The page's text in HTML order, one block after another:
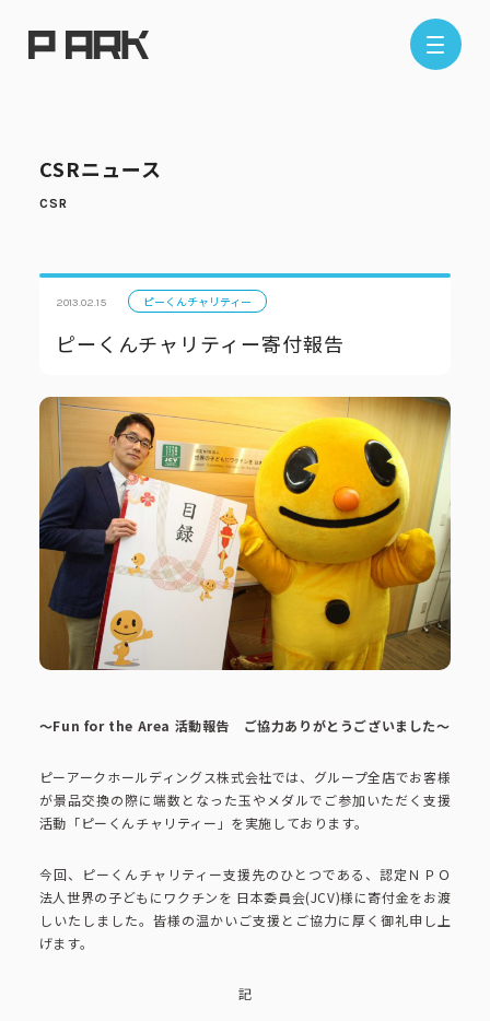
店舗情報
埼玉エリア
ピーアークで楽しむ
ピーアークで楽しむ トップ
パチンコ・スロット
企業情報
企業情報 トップ
代表挨拶
ピーアークの歩み
企業・団体向け募集情報
CSR活動
CSR理念
eco10プロジェクト
CSRニュース
企業理念 採用情報
IR情報 お問い合わせ
CSRニュース
2013.02.15 ピーくんチャリティー
ピーくんチャリティー寄付報告
～Fun for the Area 活動報告 ご協力ありがとうございました～
ピーアークホールディングス株式会社では、グループ全店でお客様
が景品交換の際に端数となった玉やメダルでご参加いただく支援
活動「ピーくんチャリティー」を実施しております。
今回、ピーくんチャリティー支援先のひとつである、認定ＮＰＯ
法人世界の子どもにワクチンを 日本委員会(JCV)様に寄付金をお渡
しいたしました。皆様の温かいご支援とご協力に厚く御礼申し上
げます。
記